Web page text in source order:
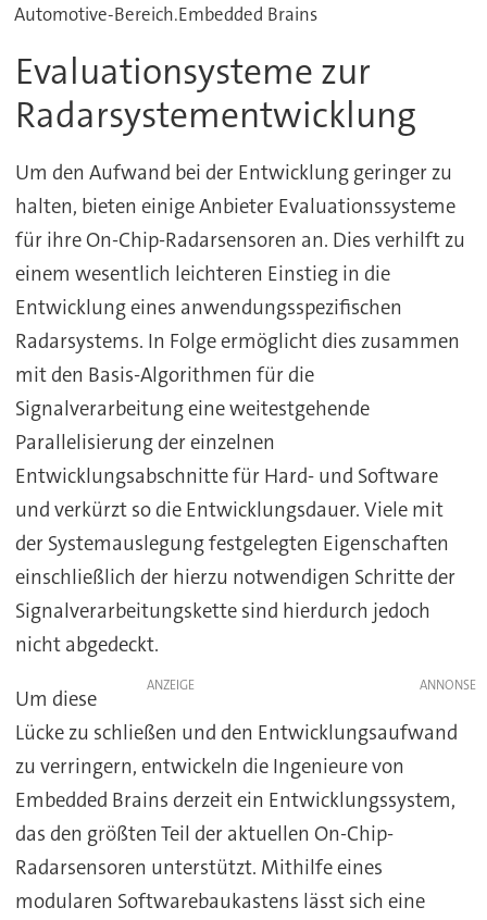
Automotive-Bereich.Embedded Brains
Evaluationsysteme zur
Radarsystementwicklung
Um den Aufwand bei der Entwicklung geringer zu
halten, bieten einige Anbieter Evaluationssysteme
für ihre On-Chip-Radarsensoren an. Dies verhilft zu
einem wesentlich leichteren Einstieg in die
Entwicklung eines anwendungsspezifischen
Radarsystems. In Folge ermöglicht dies zusammen
mit den Basis-Algorithmen für die
Signalverarbeitung eine weitestgehende
Parallelisierung der einzelnen
Entwicklungsabschnitte für Hard- und Software
und verkürzt so die Entwicklungsdauer. Viele mit
der Systemauslegung festgelegten Eigenschaften
einschließlich der hierzu notwendigen Schritte der
Signalverarbeitungskette sind hierdurch jedoch
nicht abgedeckt.
ANZEIGE
Um diese
Lücke zu schließen und den Entwicklungsaufwand
zu verringern, entwickeln die Ingenieure von
Embedded Brains derzeit ein Entwicklungssystem,
das den größten Teil der aktuellen On-Chip-
Radarsensoren unterstützt. Mithilfe eines
modularen Softwarebaukastens lässt sich eine